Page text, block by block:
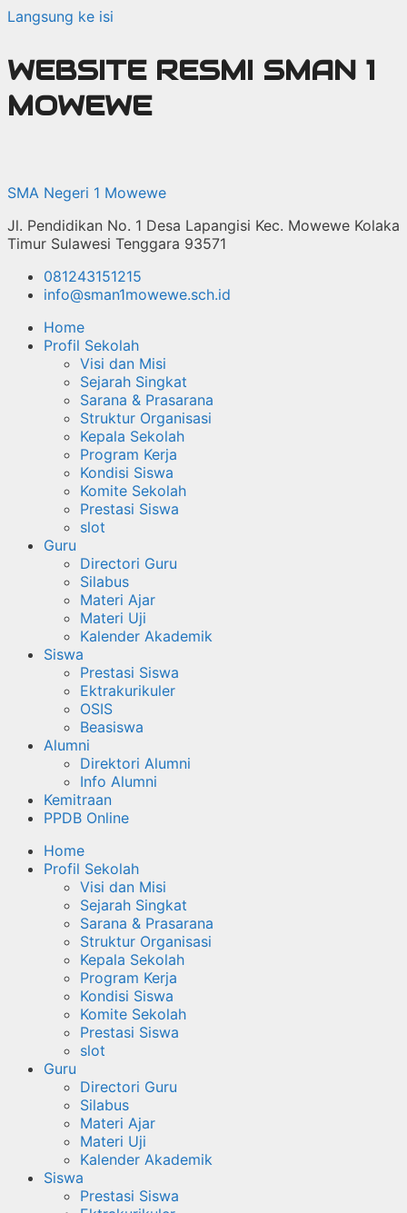
Langsung ke isi
WEBSITE RESMI SMAN 1
MOWEWE
SMA Negeri 1 Mowewe
Jl. Pendidikan No. 1 Desa Lapangisi Kec. Mowewe Kolaka
Timur Sulawesi Tenggara 93571
081243151215
info@sman1mowewe.sch.id
Home
Profil Sekolah
Visi dan Misi
Sejarah Singkat
Sarana & Prasarana
Struktur Organisasi
Kepala Sekolah
Program Kerja
Kondisi Siswa
Komite Sekolah
Prestasi Siswa
slot
Guru
Directori Guru
Silabus
Materi Ajar
Materi Uji
Kalender Akademik
Siswa
Prestasi Siswa
Ektrakurikuler
OSIS
Beasiswa
Alumni
Direktori Alumni
Info Alumni
Kemitraan
PPDB Online
Home
Profil Sekolah
Visi dan Misi
Sejarah Singkat
Sarana & Prasarana
Struktur Organisasi
Kepala Sekolah
Program Kerja
Kondisi Siswa
Komite Sekolah
Prestasi Siswa
slot
Guru
Directori Guru
Silabus
Materi Ajar
Materi Uji
Kalender Akademik
Siswa
Prestasi Siswa